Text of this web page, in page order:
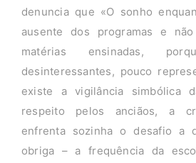
denuncia que «O sonho
ausente dos programas e
matérias ensinadas,
desinteressantes, pouco
existe a vigilância simbólica
respeito pelos anciãos, a
enfrenta sozinha o desafio a
obriga – a frequência da